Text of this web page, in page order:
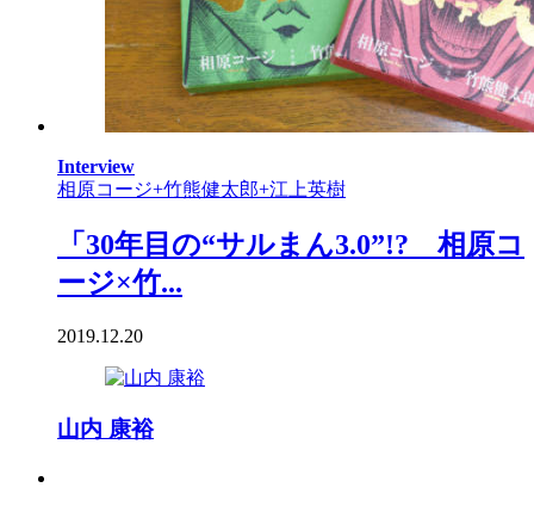
Interview
相原コージ+竹熊健太郎+江上英樹
「30年目の“サルまん3.0”!? 相原コ
ージ×竹...
2019.12.20
山内 康裕